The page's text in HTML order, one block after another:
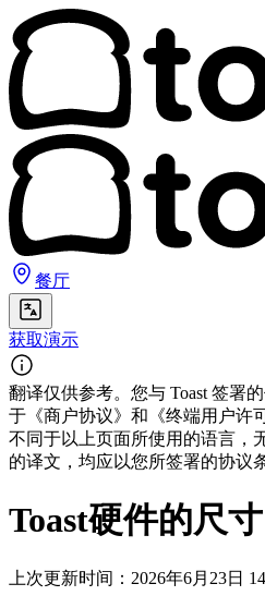
餐厅
获取演示
翻译仅供参考。您与 Toast 签署
于《商户协议》和《终端用户许
不同于以上页面所使用的语言，
的译文，均应以您所签署的协议
Toast硬件的尺寸
上次更新时间：2026年6月23日